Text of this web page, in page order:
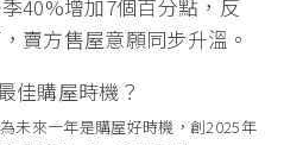
40%增加7個百分點，反
賣方售屋意願同步升溫。
未來一年是購屋好時機，創2025年